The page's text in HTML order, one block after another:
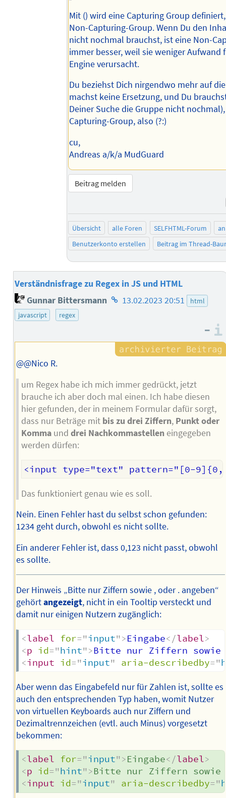
Mit () wird eine Capturing Group
Non-Capturing-Group. Wenn Du den
nicht nochmal brauchst, ist eine Non-
immer besser, weil sie weniger Aufwand
Engine verursacht.
Du beziehst Dich nirgendwo mehr auf
machst keine Ersetzung, und Du
Deiner Suche die Gruppe nicht
Capturing-Group, also (?:)
cu,
Andreas a/k/a MudGuard
Beitrag melden
Übersicht alle Foren SELFHTML-Forum
Benutzerkonto erstellen
Beitrag im Thread-
Verständnisfrage zu Regex in JS und HTML
Gunnar Bittersmann Homepage
13.02.2023 20:51
html
javascript
regex
–
@@Nico R.
um Regex habe ich mich immer gedrückt, jetzt
brauche ich aber doch mal einen. Ich habe diesen
hier gefunden, der in meinem Formular dafür sorgt,
dass nur Beträge mit bis zu drei Ziffern, Punkt oder
Kommaund drei Nachkommastelleneingegeben
werden dürfen:
Das funktioniert genau wie es soll.
Nein. Einen Fehler hast du selbst schon gefunden:
1234 geht durch, obwohl es nicht sollte.
Ein anderer Fehler ist, dass 0,123 nicht passt, obwohl
es sollte.
Der Hinweis „Bitte nur Ziffern sowie , oder . angeben“
gehörtangezeigt, nicht in ein Tooltip versteckt und
damit nur einigen Nutzern zugänglich:
<label for="input">Eingabe</label>
<p id="hint">Bitte nur Ziffern sowie
<input id="input" aria-describedby="
Aber wenn das Eingabefeld nur für Zahlen ist, sollte es
auch den entsprechenden Typ haben, womit Nutzer
von virtuellen Keyboards auch nur Ziffern und
Dezimaltrennzeichen (evtl. auch Minus) vorgesetzt
bekommen:
<label for="input">Eingabe</label>
<p id="hint">Bitte nur Ziffern sowie
<input id="input" aria-describedby="